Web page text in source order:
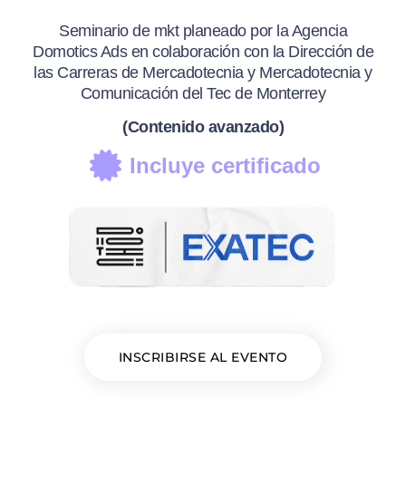
Seminario de mkt planeado por la Agencia
Domotics Ads en colaboración con la Dirección de
las Carreras de Mercadotecnia y Mercadotecnia y
Comunicación del Tec de Monterrey
(Contenido avanzado)
Incluye certificado
INSCRIBIRSE AL EVENTO